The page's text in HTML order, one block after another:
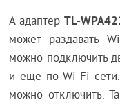
А адаптер TL-
может раздавать
можно подключить
и еще по Wi-Fi
можно отключить.